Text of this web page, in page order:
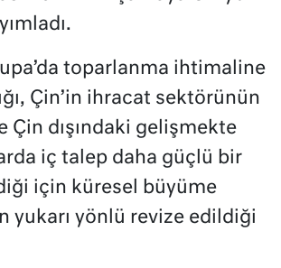
toparlanma ihtimaline
Çin’in ihracat sektörünün
Çin dışındaki gelişmekte
iç talep daha güçlü bir
için küresel büyüme
yukarı yönlü revize edildiği